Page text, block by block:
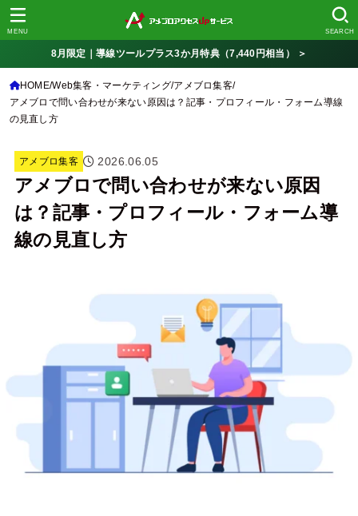
SEARCH
MENU
8月限定｜導線ツールプラス3か月特典（7,440円相当） ＞
HOME Web集客・マーケティング アメブロ集客
アメブロで問い合わせが来ない原因は？記事・プロフィール・フォーム導線
の見直し方
アメブロ集客 2026.06.05
アメブロで問い合わせが来ない原因
は？記事・プロフィール・フォーム導
線の見直し方